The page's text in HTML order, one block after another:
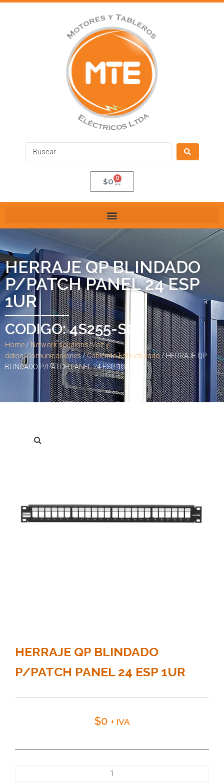
$0 0
HERRAJE QP BLINDADO
P/PATCH PANEL 24 ESP
1UR
CODIGO: 4S255-S24
Home / Network solutions/Voz y
datos/Comunicaciones/Cableado Estructurado/ HERRAJE QP
BLINDADO P/PATCH PANEL 24 ESP 1UR
HERRAJE QP BLINDADO
P/PATCH PANEL 24 ESP 1UR
$0 + IVA